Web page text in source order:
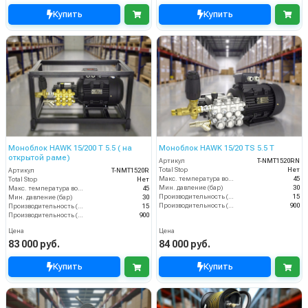
Купить Купить
Моноблок HAWK 15/200 T 5.5 ( на
открытой раме)
Артикул
T-NMT1520R
Total Stop
Нет
Макс. температура воды (°C)
45
Мин. давление (бар)
30
Производительность (л/мин)
15
Производительность (л/ч)
900
Цена
83 000 руб.
Купить
Моноблок HAWK 15/20 TS 5.5 T
Артикул
T-NMT1520RN
Total Stop
Нет
Макс. температура воды (°C)
45
Мин. давление (бар)
30
Производительность (л/мин)
15
Производительность (л/ч)
900
Цена
84 000 руб.
Купить